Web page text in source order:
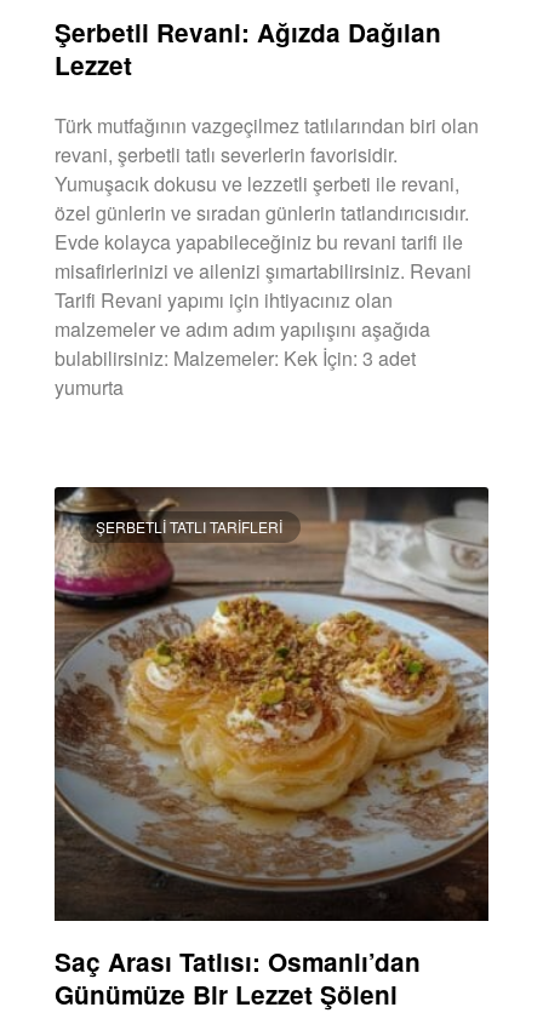
Şerbetli Revani: Ağızda Dağılan
Lezzet
Türk mutfağının vazgeçilmez tatlılarından biri olan
revani, şerbetli tatlı severlerin favorisidir.
Yumuşacık dokusu ve lezzetli şerbeti ile revani,
özel günlerin ve sıradan günlerin tatlandırıcısıdır.
Evde kolayca yapabileceğiniz bu revani tarifi ile
misafirlerinizi ve ailenizi şımartabilirsiniz. Revani
Tarifi Revani yapımı için ihtiyacınız olan
malzemeler ve adım adım yapılışını aşağıda
bulabilirsiniz: Malzemeler: Kek İçin: 3 adet
yumurta
ŞERBETLI TATLI TARIFLERI
Saç Arası Tatlısı: Osmanlı’dan
Günümüze Bir Lezzet Şöleni